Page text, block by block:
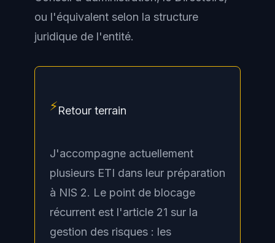
ou l'équivalent selon la structure
juridique de l'entité.
⚡Retour terrain
J'accompagne actuellement
plusieurs ETI dans leur préparation
à NIS 2. Le point de blocage
récurrent est l'article 21 sur la
gestion des risques : les